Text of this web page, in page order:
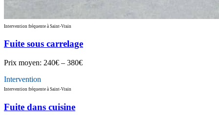
Intervention fréquente à Saint-Vrain
Fuite sous carrelage
Prix moyen: 240€ – 380€
Intervention
Intervention fréquente à Saint-Vrain
Fuite dans cuisine